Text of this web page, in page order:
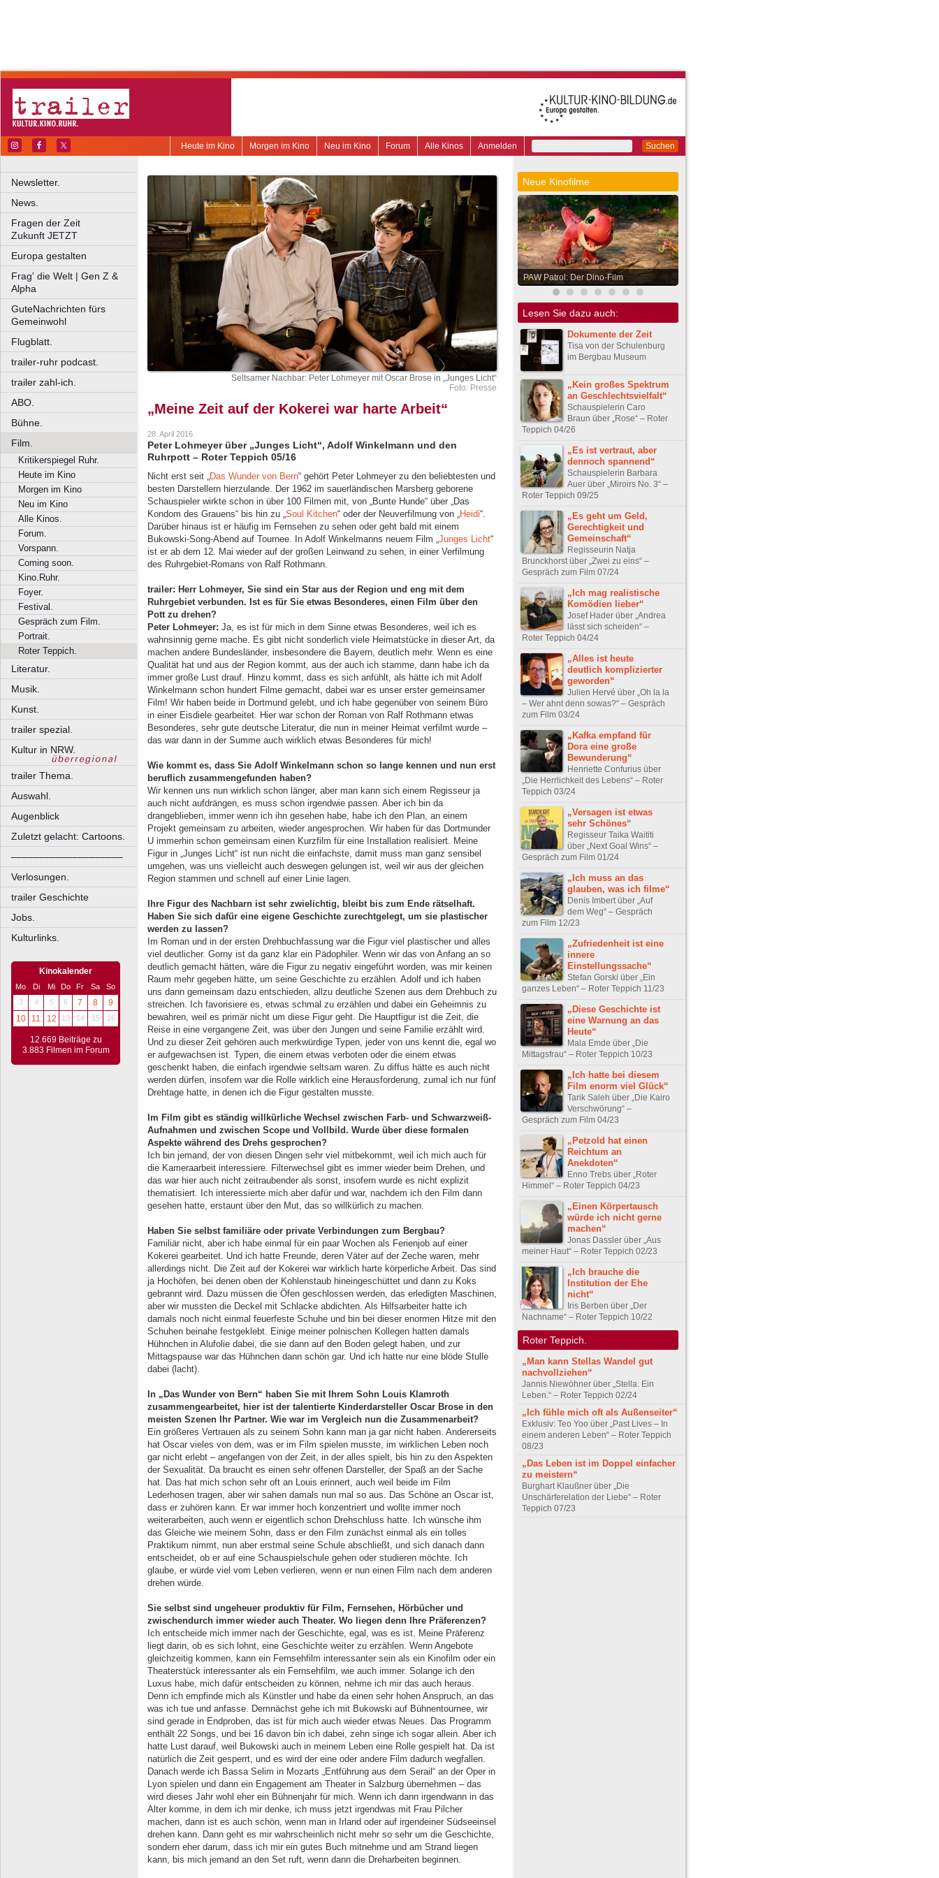
Suchen
Anmelden
Alle Kinos
Forum
Neu im Kino
Morgen im Kino
Heute im Kino
Newsletter.
News.
Fragen der Zeit
Zukunft JETZT
Europa gestalten
Frag' die Welt | Gen Z &
Alpha
GuteNachrichten fürs
Gemeinwohl
Flugblatt.
trailer-ruhr podcast.
trailer zahl-ich.
ABO.
Bühne.
Film.
Kritikerspiegel Ruhr.
Heute im Kino
Morgen im Kino
Neu im Kino
Alle Kinos.
Forum.
Vorspann.
Coming soon.
Kino.Ruhr.
Foyer.
Festival.
Gespräch zum Film.
Portrait.
Roter Teppich.
Literatur.
Musik.
Kunst.
trailer spezial.
Kultur in NRW.
trailer Thema.
Auswahl.
Augenblick
Zuletzt gelacht: Cartoons.
––––––––––––––––––––
Verlosungen.
trailer Geschichte
Jobs.
Kulturlinks.
Kinokalender
Mo Di Mi Do Fr Sa
So
3
4 5 6 7 8
9
10
11 12 13 14 15 16
12.669 Beiträge zu
3.883 Filmen im Forum
Seltsamer Nachbar: Peter Lohmeyer mit Oscar Brose in „Junges Licht“
Foto: Presse
„Meine Zeit auf der Kokerei war harte Arbeit“
28. April 2016
Peter Lohmeyer über „Junges Licht“, Adolf Winkelmann und den
Ruhrpott – Roter Teppich 05/16
Nicht erst seit „Das Wunder von Bern“ gehört Peter Lohmeyer zu den beliebtesten und
besten Darstellern hierzulande. Der 1962 im sauerländischen Marsberg geborene
Schauspieler wirkte schon in über 100 Filmen mit, von „Bunte Hunde“ über „Das
Kondom des Grauens“ bis hin zu „Soul Kitchen“ oder der Neuverfilmung von „Heidi“.
Darüber hinaus ist er häufig im Fernsehen zu sehen oder geht bald mit einem
Bukowski-Song-Abend auf Tournee. In Adolf Winkelmanns neuem Film „Junges Licht“
ist er ab dem 12. Mai wieder auf der großen Leinwand zu sehen, in einer Verfilmung
des Ruhrgebiet-Romans von Ralf Rothmann.
trailer: Herr Lohmeyer, Sie sind ein Star aus der Region und eng mit dem
Ruhrgebiet verbunden. Ist es für Sie etwas Besonderes, einen Film über den
Pott zu drehen?
Peter Lohmeyer: Ja, es ist für mich in dem Sinne etwas Besonderes, weil ich es
wahnsinnig gerne mache. Es gibt nicht sonderlich viele Heimatstücke in dieser Art, da
machen andere Bundesländer, insbesondere die Bayern, deutlich mehr. Wenn es eine
Qualität hat und aus der Region kommt, aus der auch ich stamme, dann habe ich da
immer große Lust drauf. Hinzu kommt, dass es sich anfühlt, als hätte ich mit Adolf
Winkelmann schon hundert Filme gemacht, dabei war es unser erster gemeinsamer
Film! Wir haben beide in Dortmund gelebt, und ich habe gegenüber von seinem Büro
in einer Eisdiele gearbeitet. Hier war schon der Roman von Ralf Rothmann etwas
Besonderes, sehr gute deutsche Literatur, die nun in meiner Heimat verfilmt wurde –
das war dann in der Summe auch wirklich etwas Besonderes für mich!
Wie kommt es, dass Sie Adolf Winkelmann schon so lange kennen und nun erst
beruflich zusammengefunden haben?
Wir kennen uns nun wirklich schon länger, aber man kann sich einem Regisseur ja
auch nicht aufdrängen, es muss schon irgendwie passen. Aber ich bin da
drangeblieben, immer wenn ich ihn gesehen habe, habe ich den Plan, an einem
Projekt gemeinsam zu arbeiten, wieder angesprochen. Wir haben für das Dortmunder
U immerhin schon gemeinsam einen Kurzfilm für eine Installation realisiert. Meine
Figur in „Junges Licht“ ist nun nicht die einfachste, damit muss man ganz sensibel
umgehen, was uns vielleicht auch deswegen gelungen ist, weil wir aus der gleichen
Region stammen und schnell auf einer Linie lagen.
Ihre Figur des Nachbarn ist sehr zwielichtig, bleibt bis zum Ende rätselhaft.
Haben Sie sich dafür eine eigene Geschichte zurechtgelegt, um sie plastischer
werden zu lassen?
Im Roman und in der ersten Drehbuchfassung war die Figur viel plastischer und alles
viel deutlicher. Gorny ist da ganz klar ein Pädophiler. Wenn wir das von Anfang an so
deutlich gemacht hätten, wäre die Figur zu negativ eingeführt worden, was mir keinen
Raum mehr gegeben hätte, um seine Geschichte zu erzählen. Adolf und ich haben
uns dann gemeinsam dazu entschieden, allzu deutliche Szenen aus dem Drehbuch zu
streichen. Ich favorisiere es, etwas schmal zu erzählen und dabei ein Geheimnis zu
bewahren, weil es primär nicht um diese Figur geht. Die Hauptfigur ist die Zeit, die
Reise in eine vergangene Zeit, was über den Jungen und seine Familie erzählt wird.
Und zu dieser Zeit gehören auch merkwürdige Typen, jeder von uns kennt die, egal wo
er aufgewachsen ist. Typen, die einem etwas verboten oder die einem etwas
geschenkt haben, die einfach irgendwie seltsam waren. Zu diffus hätte es auch nicht
werden dürfen, insofern war die Rolle wirklich eine Herausforderung, zumal ich nur fünf
Drehtage hatte, in denen ich die Figur gestalten musste.
Im Film gibt es ständig willkürliche Wechsel zwischen Farb- und Schwarzweiß-
Aufnahmen und zwischen Scope und Vollbild. Wurde über diese formalen
Aspekte während des Drehs gesprochen?
Ich bin jemand, der von diesen Dingen sehr viel mitbekommt, weil ich mich auch für
die Kameraarbeit interessiere. Filterwechsel gibt es immer wieder beim Drehen, und
das war hier auch nicht zeitraubender als sonst, insofern wurde es nicht explizit
thematisiert. Ich interessierte mich aber dafür und war, nachdem ich den Film dann
gesehen hatte, erstaunt über den Mut, das so willkürlich zu machen.
Haben Sie selbst familiäre oder private Verbindungen zum Bergbau?
Familiär nicht, aber ich habe einmal für ein paar Wochen als Ferienjob auf einer
Kokerei gearbeitet. Und ich hatte Freunde, deren Väter auf der Zeche waren, mehr
allerdings nicht. Die Zeit auf der Kokerei war wirklich harte körperliche Arbeit. Das sind
ja Hochöfen, bei denen oben der Kohlenstaub hineingeschüttet und dann zu Koks
gebrannt wird. Dazu müssen die Öfen geschlossen werden, das erledigten Maschinen,
aber wir mussten die Deckel mit Schlacke abdichten. Als Hilfsarbeiter hatte ich
damals noch nicht einmal feuerfeste Schuhe und bin bei dieser enormen Hitze mit den
Schuhen beinahe festgeklebt. Einige meiner polnischen Kollegen hatten damals
Hühnchen in Alufolie dabei, die sie dann auf den Boden gelegt haben, und zur
Mittagspause war das Hühnchen dann schön gar. Und ich hatte nur eine blöde Stulle
dabei (lacht).
In „Das Wunder von Bern“ haben Sie mit Ihrem Sohn Louis Klamroth
zusammengearbeitet, hier ist der talentierte Kinderdarsteller Oscar Brose in den
meisten Szenen Ihr Partner. Wie war im Vergleich nun die Zusammenarbeit?
Ein größeres Vertrauen als zu seinem Sohn kann man ja gar nicht haben. Andererseits
hat Oscar vieles von dem, was er im Film spielen musste, im wirklichen Leben noch
gar nicht erlebt – angefangen von der Zeit, in der alles spielt, bis hin zu den Aspekten
der Sexualität. Da braucht es einen sehr offenen Darsteller, der Spaß an der Sache
hat. Das hat mich schon sehr oft an Louis erinnert, auch weil beide im Film
Lederhosen tragen, aber wir sahen damals nun mal so aus. Das Schöne an Oscar ist,
dass er zuhören kann. Er war immer hoch konzentriert und wollte immer noch
weiterarbeiten, auch wenn er eigentlich schon Drehschluss hatte. Ich wünsche ihm
das Gleiche wie meinem Sohn, dass er den Film zunächst einmal als ein tolles
Praktikum nimmt, nun aber erstmal seine Schule abschließt, und sich danach dann
entscheidet, ob er auf eine Schauspielschule gehen oder studieren möchte. Ich
glaube, er würde viel vom Leben verlieren, wenn er nun einen Film nach dem anderen
drehen würde.
Sie selbst sind ungeheuer produktiv für Film, Fernsehen, Hörbücher und
zwischendurch immer wieder auch Theater. Wo liegen denn Ihre Präferenzen?
Ich entscheide mich immer nach der Geschichte, egal, was es ist. Meine Präferenz
liegt darin, ob es sich lohnt, eine Geschichte weiter zu erzählen. Wenn Angebote
gleichzeitig kommen, kann ein Fernsehfilm interessanter sein als ein Kinofilm oder ein
Theaterstück interessanter als ein Fernsehfilm, wie auch immer. Solange ich den
Luxus habe, mich dafür entscheiden zu können, nehme ich mir das auch heraus.
Denn ich empfinde mich als Künstler und habe da einen sehr hohen Anspruch, an das
was ich tue und anfasse. Demnächst gehe ich mit Bukowski auf Bühnentournee, wir
sind gerade in Endproben, das ist für mich auch wieder etwas Neues. Das Programm
enthält 22 Songs, und bei 16 davon bin ich dabei, zehn singe ich sogar allein. Aber ich
hatte Lust darauf, weil Bukowski auch in meinem Leben eine Rolle gespielt hat. Da ist
natürlich die Zeit gesperrt, und es wird der eine oder andere Film dadurch wegfallen.
Danach werde ich Bassa Selim in Mozarts „Entführung aus dem Serail“ an der Oper in
Lyon spielen und dann ein Engagement am Theater in Salzburg übernehmen – das
wird dieses Jahr wohl eher ein Bühnenjahr für mich. Wenn ich dann irgendwann in das
Alter komme, in dem ich mir denke, ich muss jetzt irgendwas mit Frau Pilcher
machen, dann ist es auch schön, wenn man in Irland oder auf irgendeiner Südseeinsel
drehen kann. Dann geht es mir wahrscheinlich nicht mehr so sehr um die Geschichte,
sondern eher darum, dass ich mir ein gutes Buch mitnehme und am Strand liegen
kann, bis mich jemand an den Set ruft, wenn dann die Dreharbeiten beginnen.
Neue Kinofilme
PAW Patrol: Der Dino-Film
Lesen Sie dazu auch:
Dokumente der Zeit
Tisa von der Schulenburg
im Bergbau Museum
„Kein großes Spektrum
an Geschlechtsvielfalt“
Schauspielerin Caro
Braun über „Rose“ – Roter
Teppich 04/26
„Es ist vertraut, aber
dennoch spannend“
Schauspielerin Barbara
Auer über „Miroirs No. 3“ –
Roter Teppich 09/25
„Es geht um Geld,
Gerechtigkeit und
Gemeinschaft“
Regisseurin Natja
Brunckhorst über „Zwei zu eins“ –
Gespräch zum Film 07/24
„Ich mag realistische
Komödien lieber“
Josef Hader über „Andrea
lässt sich scheiden“ –
Roter Teppich 04/24
„Alles ist heute
deutlich komplizierter
geworden“
Julien Hervé über „Oh la la
– Wer ahnt denn sowas?“ – Gespräch
zum Film 03/24
„Kafka empfand für
Dora eine große
Bewunderung“
Henriette Confurius über
„Die Herrlichkeit des Lebens“ – Roter
Teppich 03/24
„Versagen ist etwas
sehr Schönes“
Regisseur Taika Waititi
über „Next Goal Wins“ –
Gespräch zum Film 01/24
„Ich muss an das
glauben, was ich filme“
Denis Imbert über „Auf
dem Weg“ – Gespräch
zum Film 12/23
„Zufriedenheit ist eine
innere
Einstellungssache“
Stefan Gorski über „Ein
ganzes Leben“ – Roter Teppich 11/23
„Diese Geschichte ist
eine Warnung an das
Heute“
Mala Emde über „Die
Mittagsfrau“ – Roter Teppich 10/23
„Ich hatte bei diesem
Film enorm viel Glück“
Tarik Saleh über „Die Kairo
Verschwörung“ –
Gespräch zum Film 04/23
„Petzold hat einen
Reichtum an
Anekdoten“
Enno Trebs über „Roter
Himmel“ – Roter Teppich 04/23
„Einen Körpertausch
würde ich nicht gerne
machen“
Jonas Dassler über „Aus
meiner Haut“ – Roter Teppich 02/23
„Ich brauche die
Institution der Ehe
nicht“
Iris Berben über „Der
Nachname“ – Roter Teppich 10/22
Roter Teppich.
„Man kann Stellas Wandel gut
nachvollziehen“
Jannis Niewöhner über „Stella. Ein
Leben.“ – Roter Teppich 02/24
„Ich fühle mich oft als Außenseiter“
Exklusiv: Teo Yoo über „Past Lives – In
einem anderen Leben“ – Roter Teppich
08/23
„Das Leben ist im Doppel einfacher
zu meistern“
Burghart Klaußner über „Die
Unschärferelation der Liebe“ – Roter
Teppich 07/23